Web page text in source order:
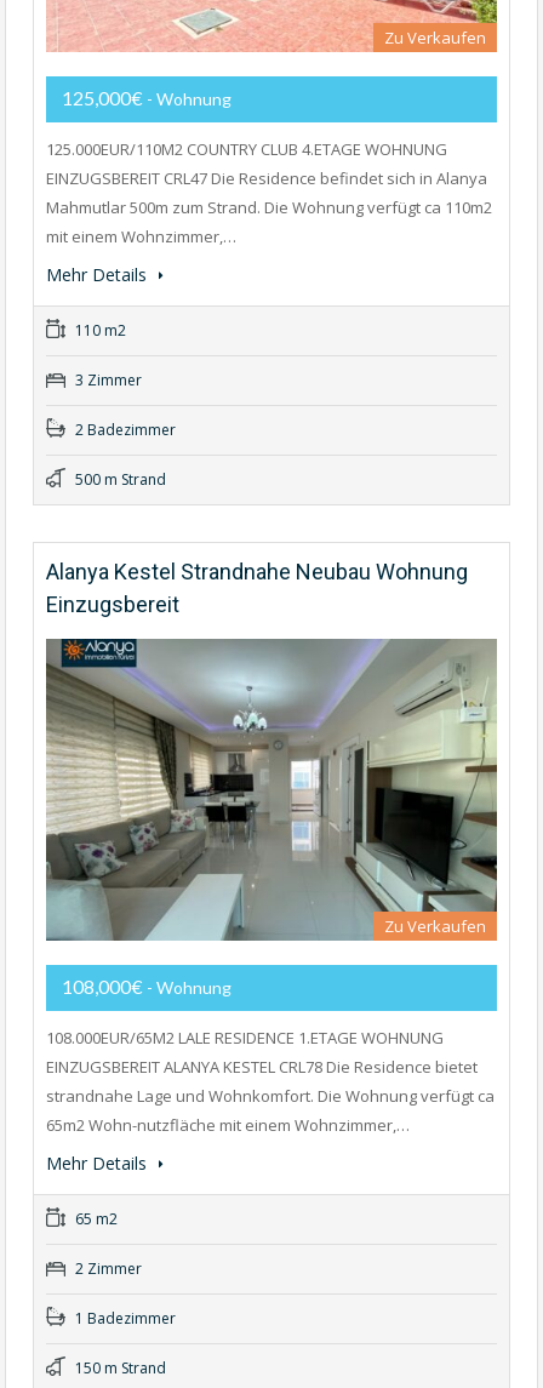
Zu Verkaufen
125,000€ - Wohnung
125.000EUR/110M2 COUNTRY CLUB 4.ETAGE WOHNUNG
EINZUGSBEREIT CRL47 Die Residence befindet sich in Alanya
Mahmutlar 500m zum Strand. Die Wohnung verfügt ca 110m2
mit einem Wohnzimmer,…
Mehr Details
110 m2
3 Zimmer
2 Badezimmer
500 m Strand
Alanya Kestel Strandnahe Neubau Wohnung
Einzugsbereit
Zu Verkaufen
108,000€ - Wohnung
108.000EUR/65M2 LALE RESIDENCE 1.ETAGE WOHNUNG
EINZUGSBEREIT ALANYA KESTEL CRL78 Die Residence bietet
strandnahe Lage und Wohnkomfort. Die Wohnung verfügt ca
65m2 Wohn-nutzfläche mit einem Wohnzimmer,…
Mehr Details
65 m2
2 Zimmer
1 Badezimmer
150 m Strand